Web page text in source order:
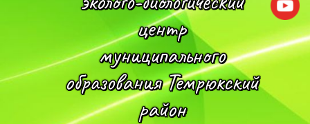
центр
муниципального
образования Темрюкский
район